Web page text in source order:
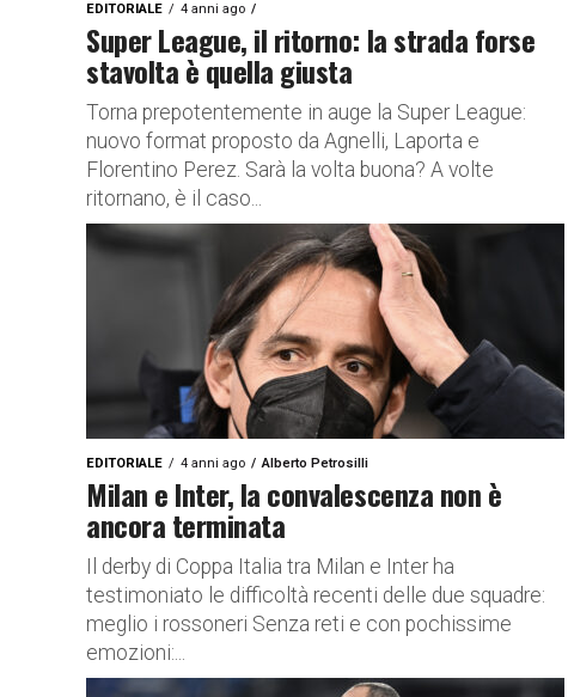
EDITORIALE 4 anni ago
Super League, il ritorno: la strada forse
stavolta è quella giusta
Torna prepotentemente in auge la Super League:
nuovo format proposto da Agnelli, Laporta e
Florentino Perez. Sarà la volta buona? A volte
ritornano, è il caso...
EDITORIALE 4 anni ago Alberto Petrosilli
Milan e Inter, la convalescenza non è
ancora terminata
Il derby di Coppa Italia tra Milan e Inter ha
testimoniato le difficoltà recenti delle due squadre:
meglio i rossoneri Senza reti e con pochissime
emozioni:...